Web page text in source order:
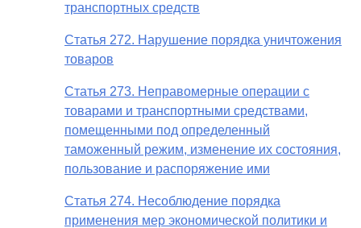
транспортных средств
Статья 272. Нарушение порядка уничтожения
товаров
Статья 273. Неправомерные операции с
товарами и транспортными средствами,
помещенными под определенный
таможенный режим, изменение их состояния,
пользование и распоряжение ими
Статья 274. Несоблюдение порядка
применения мер экономической политики и